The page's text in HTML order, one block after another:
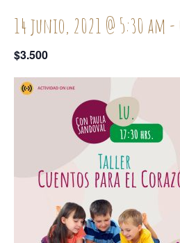
14 junio, 2021 @ 5:30 am -
$3.500